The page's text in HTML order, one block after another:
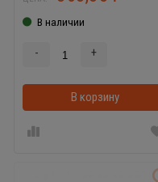
В наличии
- +
В корзину